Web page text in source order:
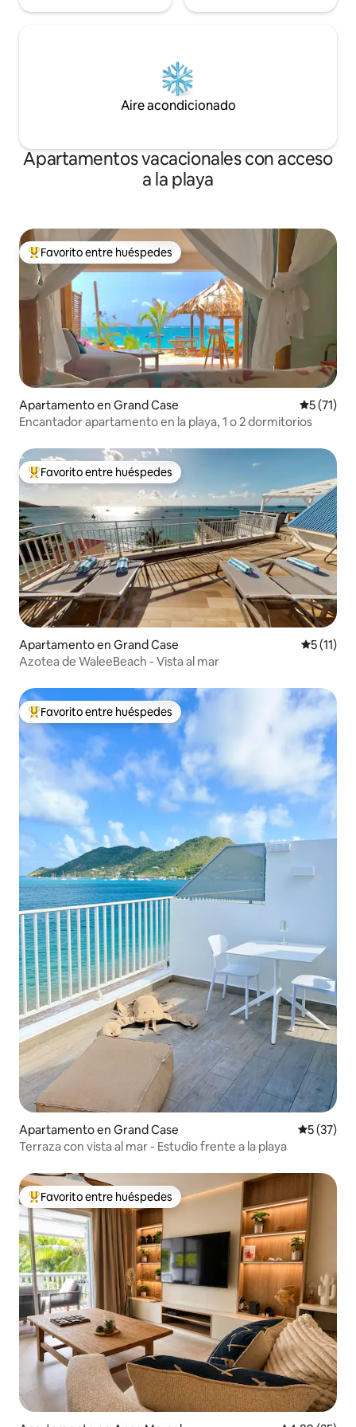
Aire acondicionado
Apartamentos vacacionales con acceso
a la playa
Favorito entre huéspedes preferido
Favorito entre huéspedes
Apartamento en Grand Case
5 (71)
Encantador apartamento en la playa, 1 o 2 dormitorios
Favorito entre huéspedes preferido
Favorito entre huéspedes
Apartamento en Grand Case
5 (11)
Azotea de WaleeBeach - Vista al mar
Favorito entre huéspedes preferido
Favorito entre huéspedes
Apartamento en Grand Case
5 (37)
Terraza con vista al mar - Estudio frente a la playa
Favorito entre huéspedes preferido
Favorito entre huéspedes